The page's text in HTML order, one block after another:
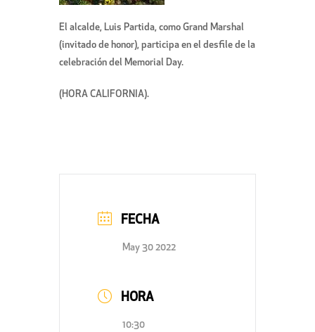
El alcalde, Luis Partida, como Grand Marshal
(invitado de honor), participa en el desfile de la
celebración del Memorial Day.
(HORA CALIFORNIA).
FECHA
May 30 2022
HORA
10:30